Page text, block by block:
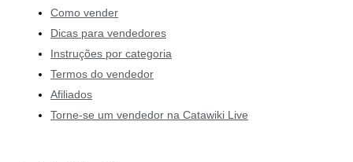
Como vender
Dicas para vendedores
Instruções por categoria
Termos do vendedor
Afiliados
Torne-se um vendedor na Catawiki Live